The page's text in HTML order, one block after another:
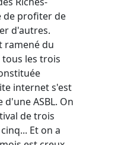
de profiter de
d'autres.
ramené du
les trois
internet s'est
d'une ASBL. On
de trois
Et on a